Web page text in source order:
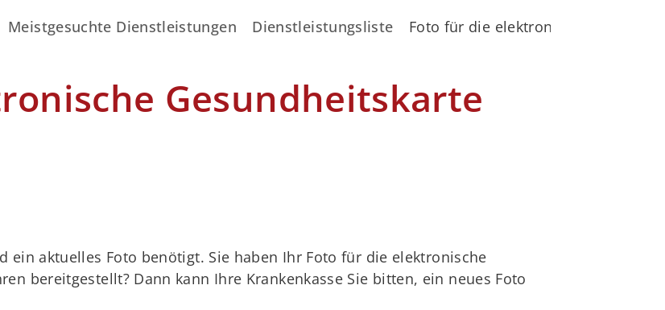
Meistgesuchte Dienstleistungen Dienstleistungsliste Foto für die elektronische
Gesundheitskarte
ein aktuelles Foto benötigt. Sie haben Ihr Foto für die elektronische
bereitgestellt? Dann kann Ihre Krankenkasse Sie bitten, ein neues Foto